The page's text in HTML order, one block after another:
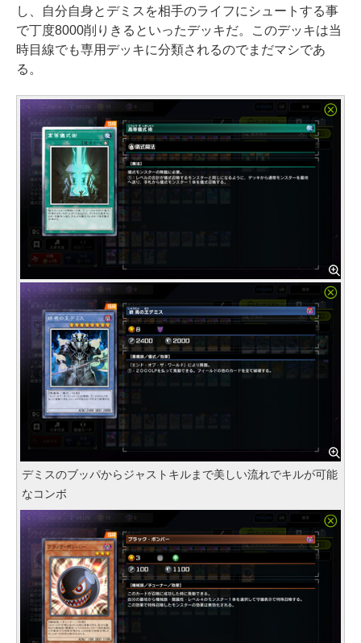
し、自分自身とデミスを相手のライフにシュートする事
で丁度8000削りきるといったデッキだ。このデッキは当
時目線でも専用デッキに分類されるのでまだマシであ
る。
デミスのブッパからジャストキルまで美しい流れでキルが可能
なコンボ